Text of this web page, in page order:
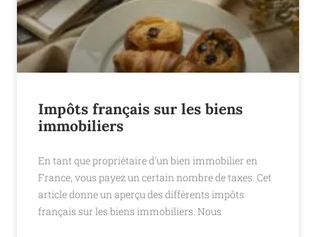
Impôts français sur les biens
immobiliers
En tant que propriétaire d'un bien immobilier en
France, vous payez un certain nombre de taxes. Cet
article donne un aperçu des différents impôts
français sur les biens immobiliers. Nous